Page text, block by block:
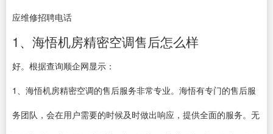
应维修招聘电话
1、海悟机房精密空调售后怎么样
好。根据查询顺企网显示：
1、海悟机房精密空调的售后服务非常专业。海悟有专门的售后服
务团队，会在用户需要的时候及时做出响应，提供全面的服务。无